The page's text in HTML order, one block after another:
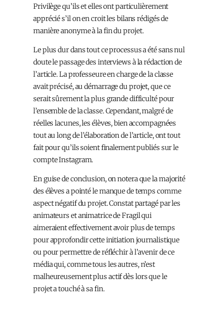
Privilège qu’ils et elles ont particulièrement
apprécié s’il on en croit les bilans rédigés de
manière anonyme à la fin du projet.
Le plus dur dans tout ce processus a été sans nul
doute le passage des interviews à la rédaction de
l’article. La professeure en charge de la classe
avait précisé, au démarrage du projet, que ce
serait sûrement la plus grande difficulté pour
l’ensemble de la classe. Cependant, malgré de
réelles lacunes, les élèves, bien accompagné·es
tout au long de l’élaboration de l’article, ont tout
fait pour qu’ils soient finalement publiés sur le
compte Instagram.
En guise de conclusion, on notera que la majorité
des élèves a pointé le manque de temps comme
aspect négatif du projet. Constat partagé par les
animateurs et animatrice de Fragil qui
aimeraient effectivement avoir plus de temps
pour approfondir cette initiation journalistique
ou pour permettre de réfléchir à l’avenir de ce
média qui, comme tous les autres, n’est
malheureusement plus actif dès lors que le
projet a touché à sa fin.